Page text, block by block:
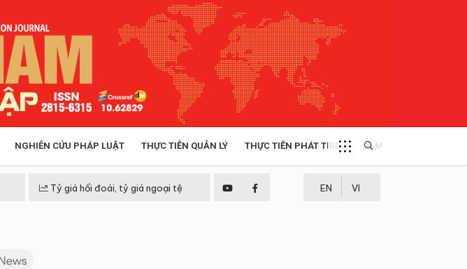
NGHIÊN CỨU PHÁP LUẬT THỰC TIỄN QUẢN LÝ THỰC TIỄN PHÁT TRIỂN MULTIMEDIA
Tỷ giá hối đoái, tỷ giá ngoại tệ EN VI